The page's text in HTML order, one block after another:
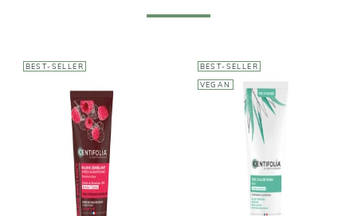
BEST-SELLER
CENTIFOLIA
Baume
Démêlant
Brillance
Après-
BEST-SELLER
VEGAN
CENTIFOLIA
Gel d'Aloe Vera